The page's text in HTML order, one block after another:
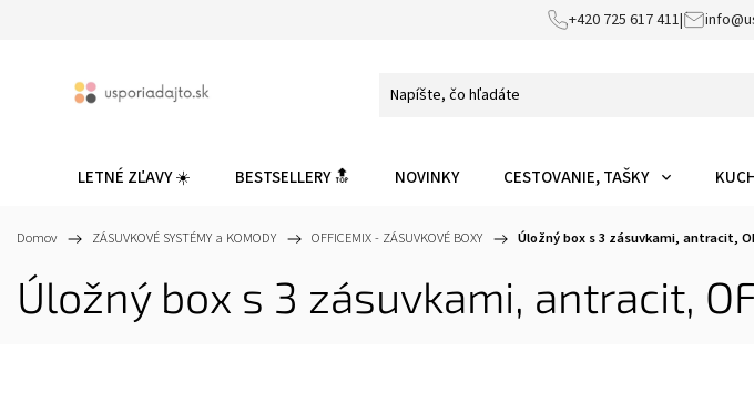
+420 725 617 411|
LETNÉ ZĽAVY ☀️ BESTSELLERY 🔝 NOVINKY CESTOVANIE, TAŠKY
Domov / ZÁSUVKOVÉ SYSTÉMY a KOMODY / OFFICEMIX - ZÁSUVKOVÉ BOXY / Úložný box s 3 zásuvkami, antracit,
Úložný box s 3 zásuvkami, antracit,